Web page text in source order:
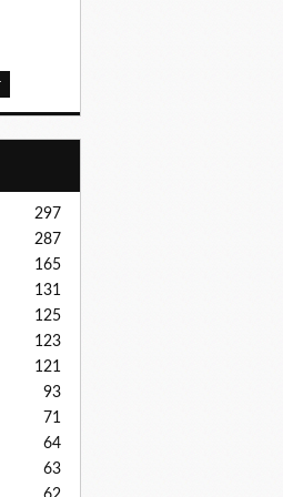
297
287
165
131
125
123
121
93
71
64
63